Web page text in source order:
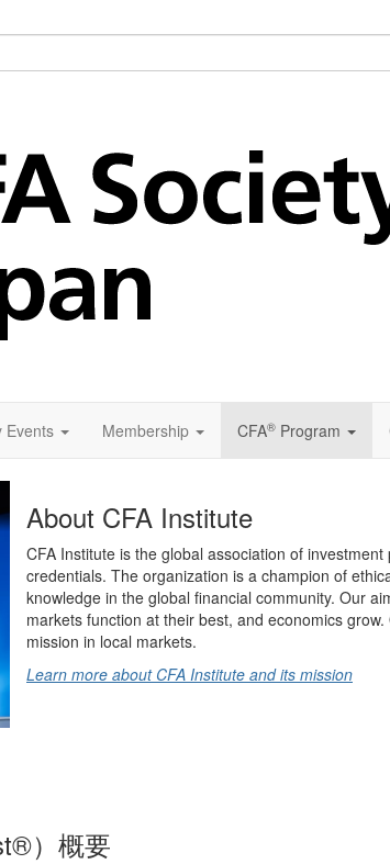
Events Membership CFA® Program
About CFA Institute
CFA Institute is the global association of
credentials. The organization is a champion of
knowledge in the global financial community. Our
markets function at their best, and economics
mission in local markets.
Learn more about CFA Institute and its mission
）概要